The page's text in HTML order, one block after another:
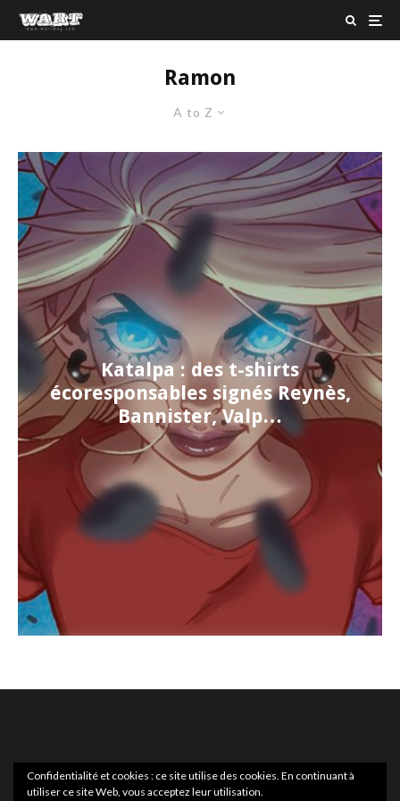
Ramon
A to Z
Katalpa : des t-shirts
écoresponsables signés Reynès,
Bannister, Valp…
Confidentialité et cookies : ce site utilise des cookies. En continuant à
utiliser ce site Web, vous acceptez leur utilisation.